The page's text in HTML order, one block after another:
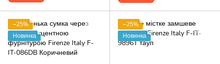
−25%
Новинка
−25%
Новинка